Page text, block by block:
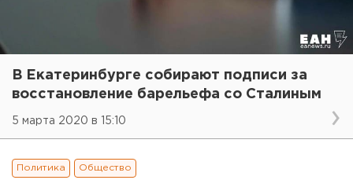
В Екатеринбурге собирают подписи за
восстановление барельефа со Сталиным
5 марта 2020 в 15:10
Политика Общество